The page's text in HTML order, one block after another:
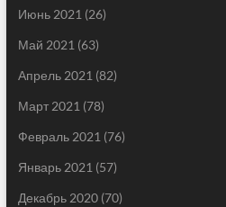
Июнь 2021 (26)
Май 2021 (63)
Апрель 2021 (82)
Март 2021 (78)
Февраль 2021 (76)
Январь 2021 (57)
Декабрь 2020(70)